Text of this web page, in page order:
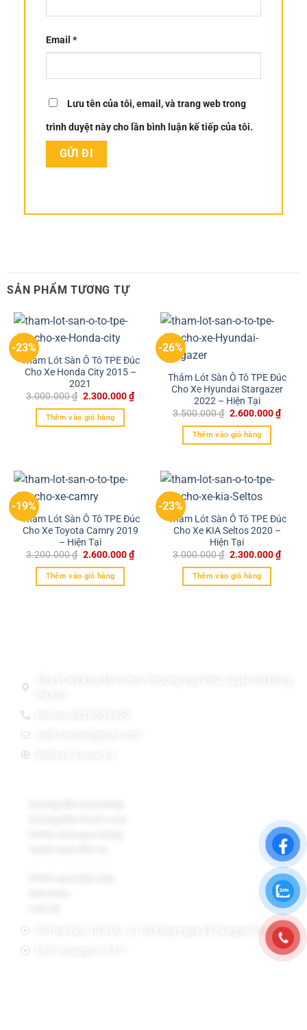
Email *
Lưu tên của tôi, email, và trang web trong
trình duyệt này cho lần bình luận kế tiếp của tôi.
SẢN PHẨM TƯƠNG TỰ
-23%
Thảm Lót Sàn Ô Tô TPE Đúc
Cho Xe Honda City 2015 –
2021
3.000.000₫ 2.300.000₫
Thêm vào giỏ hàng
-26%
Thảm Lót Sàn Ô Tô TPE Đúc
Cho Xe Hyundai Stargazer
2022 – Hiện Tại
3.500.000₫ 2.600.000₫
Thêm vào giỏ hàng
-19%
Thảm Lót Sàn Ô Tô TPE Đúc
Cho Xe Toyota Camry 2019
– Hiện Tại
3.200.000₫ 2.600.000₫
Thêm vào giỏ hàng
-23%
Thảm Lót Sàn Ô Tô TPE Đúc
Cho Xe KIA Seltos 2020 –
Hiện Tại
3.000.000₫ 2.300.000₫
Thêm vào giỏ hàng
Giờ mở cửa: Từ 8:00 - 21:00 hằng ngày, kể cả ngày lễ và CN.